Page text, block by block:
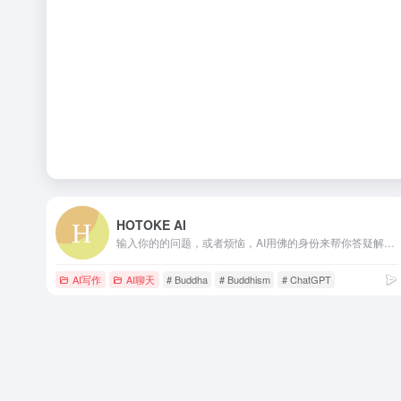
HOTOKE AI
AI写作 AI聊天 # Buddha # Buddhism # ChatGPT